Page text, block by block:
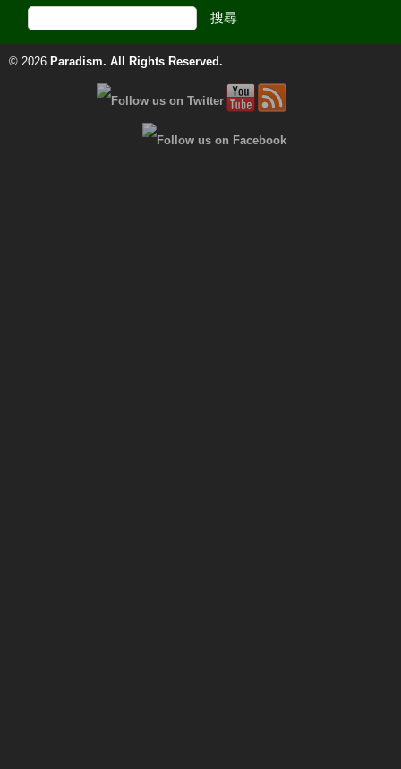
© 2026 Paradism. All Rights Reserved.